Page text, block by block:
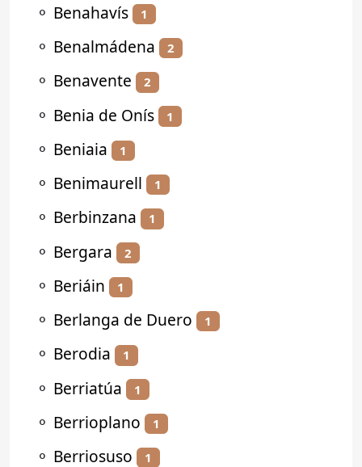
⚬ Benahavís 1
⚬ Benalmádena 2
⚬ Benavente 2
⚬ Benia de Onís 1
⚬ Beniaia 1
⚬ Benimaurell 1
⚬ Berbinzana 1
⚬ Bergara 2
⚬ Beriáin 1
⚬ Berlanga de Duero 1
⚬ Berodia 1
⚬ Berriatúa 1
⚬ Berrioplano 1
⚬ Berriosuso 1